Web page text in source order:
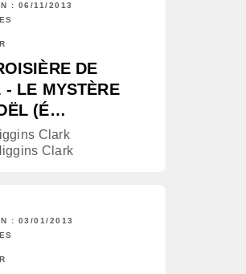
: 06/11/2013
DE
- LE MYSTÈRE
(É…
Clark
Clark
: 03/01/2013